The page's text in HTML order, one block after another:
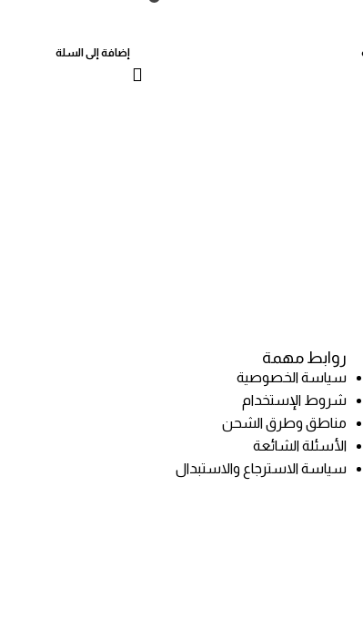
إضافة إلى السلة
روابط مهمة
سياسة الخصوصية
شروط الإستخدام
مناطق وطرق الشحن
الأسئلة الشائعة
سياسة الاسترجاع والاستبدال